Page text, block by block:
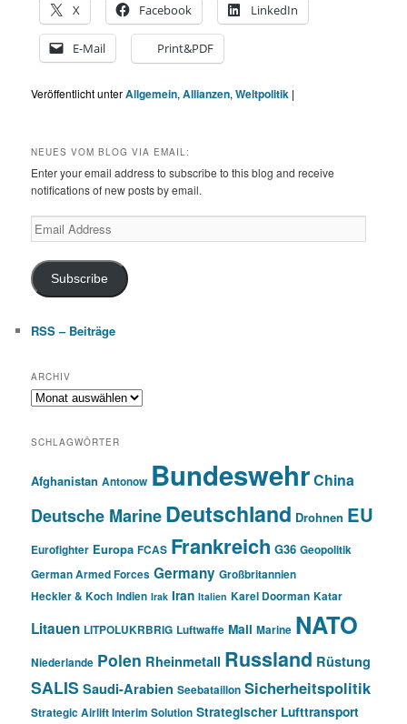
X
Facebook LinkedIn
E-Mail Print&PDF
Veröffentlicht unterAllgemein,Allianzen,Weltpolitik |
NEUES VOM BLOG VIA EMAIL:
Enter your email address to subscribe to this blog and receive
notifications of new posts by email.
Email
Address
Subscribe
RSS – Beiträge
ARCHIV
Archiv
SCHLAGWÖRTER
Afghanistan Antonow BundeswehrChina
Deutsche MarineDeutschland Drohnen EU
Eurofighter Europa FCAS Frankreich G36 Geopolitik
German Armed Forces Germany Großbritannien
Heckler & Koch Indien Irak Iran Italien Karel Doorman Katar
Litauen LITPOLUKRBRIG Luftwaffe Mali Marine NATO
Niederlande Polen Rheinmetall Russland Rüstung
SALIS Saudi-Arabien Seebataillon Sicherheitspolitik
Strategic Airlift Interim Solution Strategischer Lufttransport